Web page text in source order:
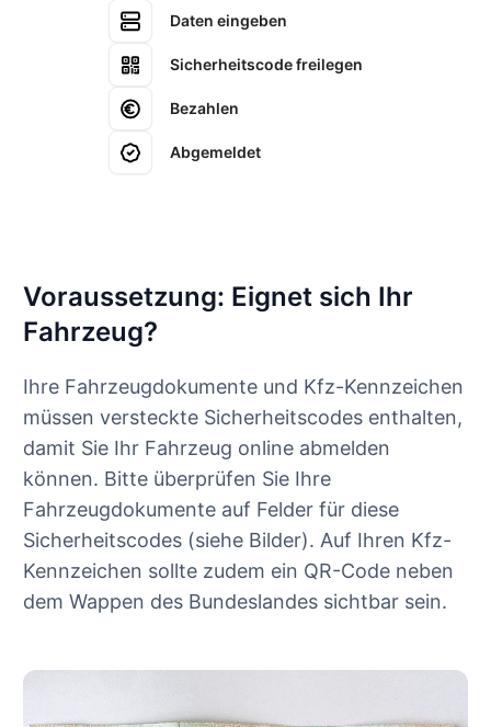
Daten eingeben
Sicherheitscode freilegen
Bezahlen
Abgemeldet
Voraussetzung: Eignet sich Ihr
Fahrzeug?
Ihre Fahrzeugdokumente und Kfz-Kennzeichen
müssen versteckte Sicherheitscodes enthalten,
damit Sie Ihr Fahrzeug online abmelden
können. Bitte überprüfen Sie Ihre
Fahrzeugdokumente auf Felder für diese
Sicherheitscodes (siehe Bilder). Auf Ihren Kfz-
Kennzeichen sollte zudem ein QR-Code neben
dem Wappen des Bundeslandes sichtbar sein.